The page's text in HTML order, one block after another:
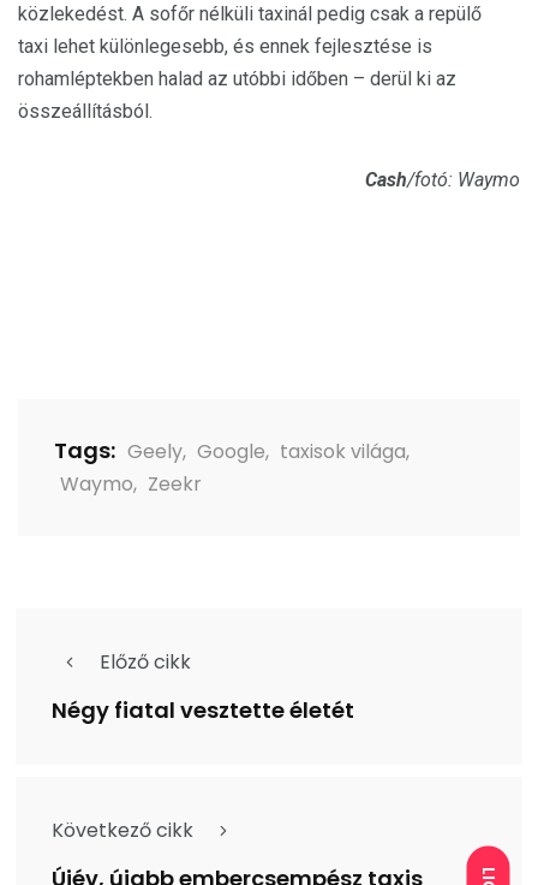
közlekedést. A sofőr nélküli taxinál pedig csak a repülő
taxi lehet különlegesebb, és ennek fejlesztése is
rohamléptekben halad az utóbbi időben – derül ki az
összeállításból.
Cash/fotó: Waymo
Tags: Geely, Google, taxisok világa,
Waymo, Zeekr
Előző cikk
Négy fiatal vesztette életét
Következő cikk
Újév, újabb embercsempész taxis